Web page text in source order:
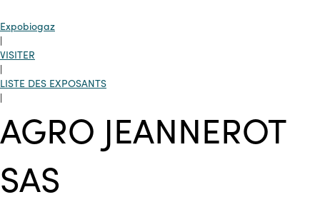
Expobiogaz
|
VISITER
|
LISTE DES EXPOSANTS
|
AGRO JEANNEROT
SAS